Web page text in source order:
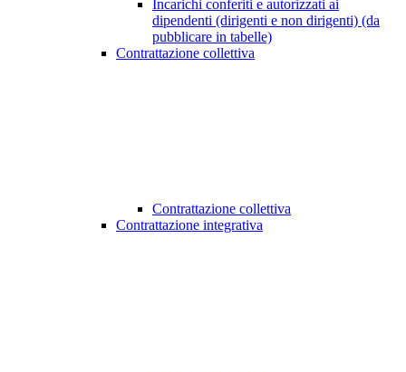
Incarichi conferiti e autorizzati ai
dipendenti (dirigenti e non dirigenti) (da
pubblicare in tabelle)
Contrattazione collettiva
Contrattazione collettiva
Contrattazione integrativa